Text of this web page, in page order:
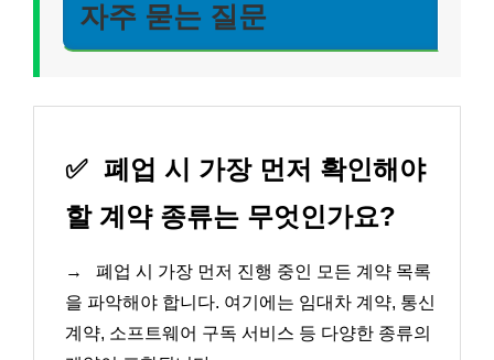
자주 묻는 질문
✅ 폐업 시 가장 먼저 확인해야
할 계약 종류는 무엇인가요?
→
폐업 시 가장 먼저 진행 중인 모든 계약 목록
을 파악해야 합니다. 여기에는 임대차 계약, 통신
계약, 소프트웨어 구독 서비스 등 다양한 종류의